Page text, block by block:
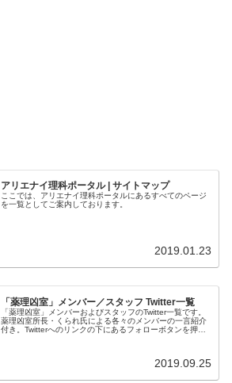
アリエナイ理科ポータル | サイトマップ
ここでは、アリエナイ理科ポータルにあるすべてのページ
を一覧としてご案内しております。
2019.01.23
「薬理凶室」メンバー／スタッフ Twitter一覧
「薬理凶室」メンバーおよびスタッフのTwitter一覧です。
薬理凶室所長・くられ氏による各々のメンバーの一言紹介
付き。Twitterへのリンクの下にあるフォローボタンを押す
2019.09.25